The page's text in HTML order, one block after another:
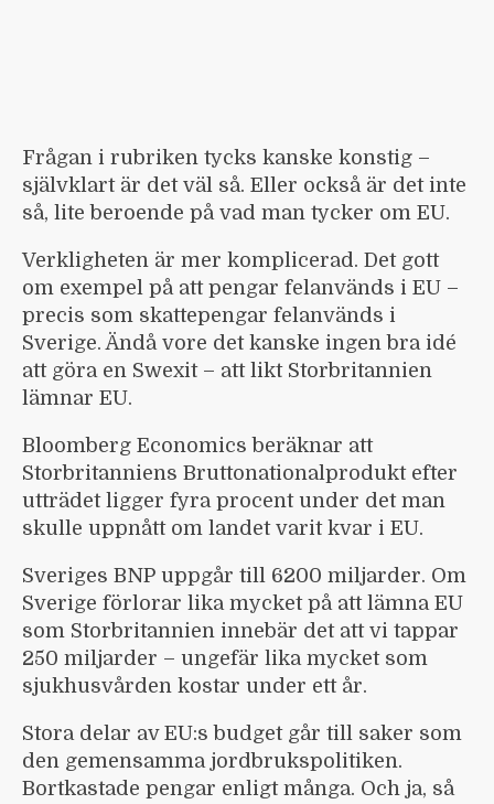
Frågan i rubriken tycks kanske konstig –
självklart är det väl så. Eller också är det inte
så, lite beroende på vad man tycker om EU.
Verkligheten är mer komplicerad. Det gott
om exempel på att pengar felanvänds i EU –
precis som skattepengar felanvänds i
Sverige. Ändå vore det kanske ingen bra idé
att göra en Swexit – att likt Storbritannien
lämnar EU.
Bloomberg Economics beräknar att
Storbritanniens Bruttonationalprodukt efter
utträdet ligger fyra procent under det man
skulle uppnått om landet varit kvar i EU.
Sveriges BNP uppgår till 6200 miljarder. Om
Sverige förlorar lika mycket på att lämna EU
som Storbritannien innebär det att vi tappar
250 miljarder – ungefär lika mycket som
sjukhusvården kostar under ett år.
Stora delar av EU:s budget går till saker som
den gemensamma jordbrukspolitiken.
Bortkastade pengar enligt många. Och ja, så